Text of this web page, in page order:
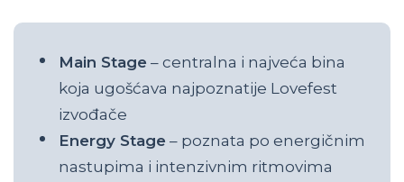
Main Stage – centralna i najveća bina
koja ugošćava najpoznatije Lovefest
izvođače
Energy Stage – poznata po energičnim
nastupima i intenzivnim ritmovima